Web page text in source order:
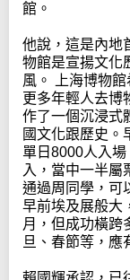
館。
他說，這是內地
物館是宣揚文化
風。 上海博物
更多年輕人去博
作了一個沉浸式
國文化跟歷史。
單日8000人入
入，當中一半屬
通過周同學，可
早前埃及展般大
月，但成功橫跨
旦、春節等，應